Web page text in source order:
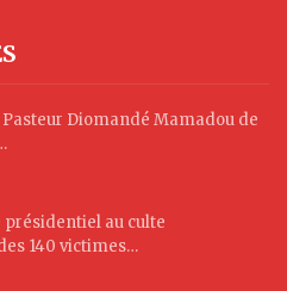
Pasteur Diomandé Mamadou de
présidentiel au culte
140 victimes…